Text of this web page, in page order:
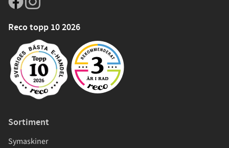
Reco topp 10 2026
Sortiment
Symaskiner